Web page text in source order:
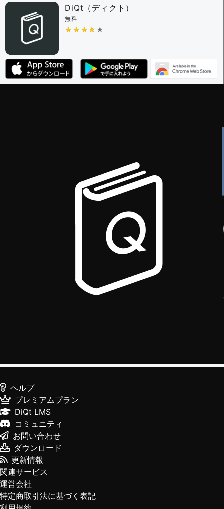
DiQt（ディクト）
無料
★★★★★
★★★★★
ヘルプ
プレミアムプラン
DiQt LMS
コミュニティ
お問い合わせ
ダウンロード
更新情報
関連サービス
運営会社
特定商取引法に基づく表記